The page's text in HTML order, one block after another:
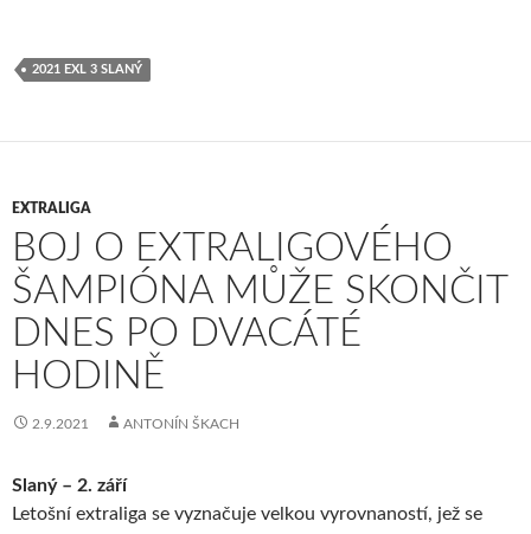
2021 EXL 3 SLANÝ
EXTRALIGA
BOJ O EXTRALIGOVÉHO
ŠAMPIÓNA MŮŽE SKONČIT
DNES PO DVACÁTÉ
HODINĚ
2.9.2021 ANTONÍN ŠKACH
Slaný – 2. září
Letošní extraliga se vyznačuje velkou vyrovnaností, jež se